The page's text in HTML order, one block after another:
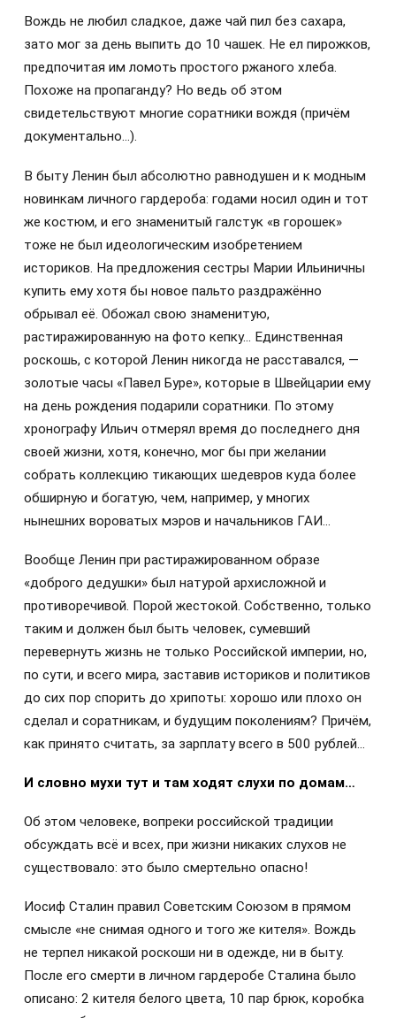
Вождь не любил сладкое, даже чай пил без сахара,
зато мог за день выпить до 10 чашек. Не ел пирожков,
предпочитая им ломоть простого ржаного хлеба.
Похоже на пропаганду? Но ведь об этом
свидетельствуют многие соратники вождя (причём
документально…).
В быту Ленин был абсолютно равнодушен и к модным
новинкам личного гардероба: годами носил один и тот
же костюм, и его знаменитый галстук «в горошек»
тоже не был идеологическим изобретением
историков. На предложения сестры Марии Ильиничны
купить ему хотя бы новое пальто раздражённо
обрывал её. Обожал свою знаменитую,
растиражированную на фото кепку… Единственная
роскошь, с которой Ленин никогда не расставался, —
золотые часы «Павел Буре», которые в Швейцарии ему
на день рождения подарили соратники. По этому
хронографу Ильич отмерял время до последнего дня
своей жизни, хотя, конечно, мог бы при желании
собрать коллекцию тикающих шедевров куда более
обширную и богатую, чем, например, у многих
нынешних вороватых мэров и начальников ГАИ…
Вообще Ленин при растиражированном образе
«доброго дедушки» был натурой архисложной и
противоречивой. Порой жестокой. Собственно, только
таким и должен был быть человек, сумевший
перевернуть жизнь не только Российской империи, но,
по сути, и всего мира, заставив историков и политиков
до сих пор спорить до хрипоты: хорошо или плохо он
сделал и соратникам, и будущим поколениям? Причём,
как принято считать, за зарплату всего в 500 рублей…
И словно мухи тут и там ходят слухи по домам…
Об этом человеке, вопреки российской традиции
обсуждать всё и всех, при жизни никаких слухов не
существовало: это было смертельно опасно!
Иосиф Сталин правил Советским Союзом в прямом
смысле «не снимая одного и того же кителя». Вождь
не терпел никакой роскоши ни в одежде, ни в быту.
После его смерти в личном гардеробе Сталина было
описано: 2 кителя белого цвета, 10 пар брюк, коробка